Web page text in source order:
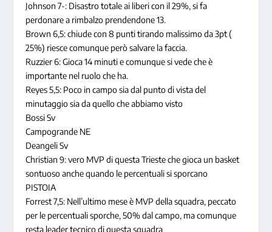
Johnson 7-: Disastro totale ai liberi con il 29%, si fa
perdonare a rimbalzo prendendone 13.
Brown 6,5: chiude con 8 punti tirando malissimo da 3pt (
25%) riesce comunque però salvare la faccia.
Ruzzier 6: Gioca 14 minuti e comunque si vede che è
importante nel ruolo che ha.
Reyes 5,5: Poco in campo sia dal punto di vista del
minutaggio sia da quello che abbiamo visto
Bossi Sv
Campogrande NE
Deangeli Sv
Christian 9: vero MVP di questa Trieste che gioca un basket
sontuoso anche quando le percentuali si sporcano
PISTOIA
Forrest 7,5: Nell’ultimo mese è MVP della squadra, peccato
per le percentuali sporche, 50% dal campo, ma comunque
resta leader tecnico di questa squadra